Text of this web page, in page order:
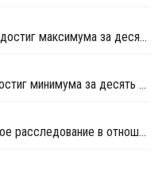
Экспорт ПК из Китая в 2023 году достиг максимума за десять лет
Импорт ПК в Китай в 2023 году достиг минимума за десять лет
Китай продлевает антидемпинговое расследование в отношении импорта ПК из Тайваня